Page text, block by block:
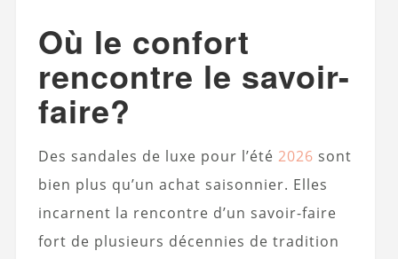
Où le confort
rencontre le savoir-
faire?
Des sandales de luxe pour l’été 2026 sont
bien plus qu’un achat saisonnier. Elles
incarnent la rencontre d’un savoir-faire
fort de plusieurs décennies de tradition